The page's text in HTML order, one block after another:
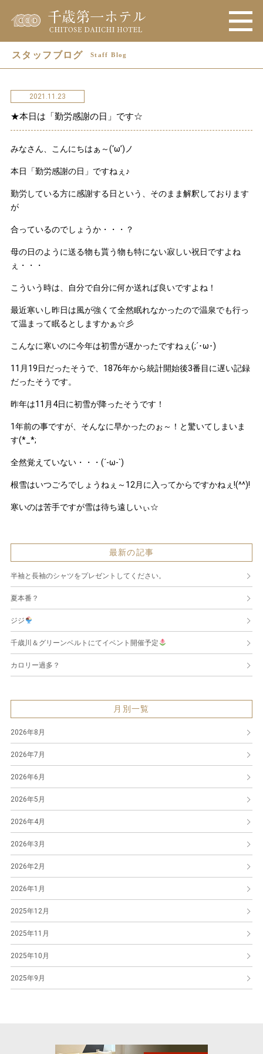
スタッフブログ Staff Blog
2021.11.23
★本日は「勤労感謝の日」です☆
みなさん、こんにちはぁ～(‘ω’)ノ
本日「勤労感謝の日」ですねぇ♪
勤労している方に感謝する日という、そのまま解釈しております
が
合っているのでしょうか・・・？
母の日のように送る物も貰う物も特にない寂しい祝日ですよね
ぇ・・・
こういう時は、自分で自分に何か送れば良いですよね！
最近寒いし昨日は風が強くて全然眠れなかったので温泉でも行っ
て温まって眠るとしますかぁ☆彡
こんなに寒いのに今年は初雪が遅かったですねぇ(;´･ω･)
11月19日だったそうで、1876年から統計開始後3番目に遅い記録
だったそうです。
昨年は11月4日に初雪が降ったそうです！
1年前の事ですが、そんなに早かったのぉ～！と驚いてしまいま
す(*_*;
全然覚えていない・・・(´-ω-`)
根雪はいつごろでしょうねぇ～12月に入ってからですかねぇ!(^^)!
寒いのは苦手ですが雪は待ち遠しいぃ☆
最新の記事
半袖と長袖のシャツをプレゼントしてください。
夏本番？
ジジ
千歳川＆グリーンベルトにてイベント開催予定
カロリー過多？
月別一覧
2026年8月
2026年7月
2026年6月
2026年5月
2026年4月
2026年3月
2026年2月
2026年1月
2025年12月
2025年11月
2025年10月
2025年9月